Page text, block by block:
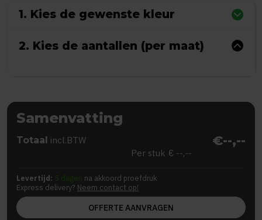
1. Kies de gewenste kleur
2. Kies de aantallen (per maat)
Samenvatting
Totaal incl.BTW €--,--
Per stuk € --,--
Levertijd: 5 dagen na akkoord proefdruk
Express delivery? Neem contact op!
OFFERTE AANVRAGEN